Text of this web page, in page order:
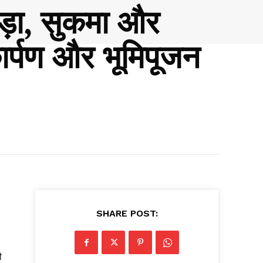
सुकमा और
और भूमिपूजन
SHARE POST: